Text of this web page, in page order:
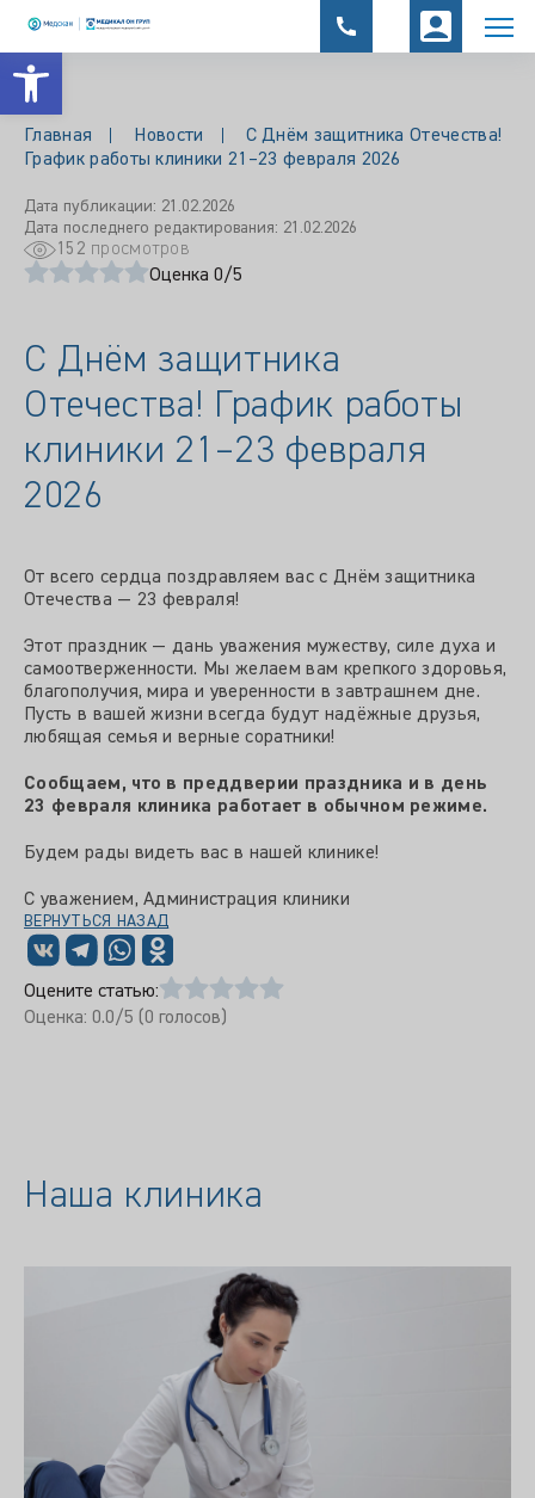
Открыть панель инструментов
Главная Новости
С Днём защитника Отечества!
График работы клиники 21–23 февраля 2026
Дата публикации: 21.02.2026
Дата последнего редактирования: 21.02.2026
152 просмотров
Оценка 0/5
С Днём защитника
Отечества! График работы
клиники 21–23 февраля
2026
От всего сердца поздравляем вас с Днём защитника
Отечества — 23 февраля!
Этот праздник — дань уважения мужеству, силе духа и
самоотверженности. Мы желаем вам крепкого здоровья,
благополучия, мира и уверенности в завтрашнем дне.
Пусть в вашей жизни всегда будут надёжные друзья,
любящая семья и верные соратники!
Сообщаем, что в преддверии праздника и в день
23 февраля клиника работает в обычном режиме.
Будем рады видеть вас в нашей клинике!
С уважением, Администрация клиники
ВЕРНУТЬСЯ НАЗАД
Оцените статью:
Оценка: 0.0/5 (0 голосов)
Наша клиника